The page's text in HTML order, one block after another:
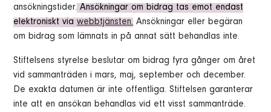
ansökningstider. Ansökningar om bidrag tas emot endast
elektroniskt viawebbtjänsten.Ansökningar eller begäran
om bidrag som lämnats in på annat sätt behandlas inte.
Stiftelsens styrelse beslutar om bidrag fyra gånger om året
vid sammanträden i mars, maj, september och december.
De exakta datumen är inte offentliga. Stiftelsen garanterar
inte att en ansökan behandlas vid ett visst sammanträde.